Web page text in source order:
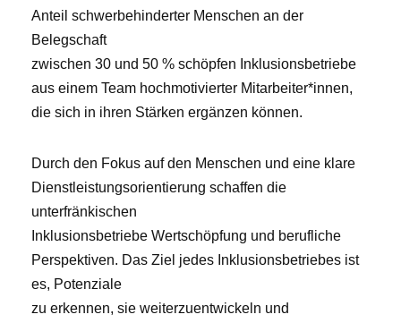
Anteil schwerbehinderter Menschen an der
Belegschaft
zwischen 30 und 50 % schöpfen Inklusionsbetriebe
aus einem Team hochmotivierter Mitarbeiter*innen,
die sich in ihren Stärken ergänzen können.
Durch den Fokus auf den Menschen und eine klare
Dienstleistungsorientierung schaffen die
unterfränkischen
Inklusionsbetriebe Wertschöpfung und berufliche
Perspektiven. Das Ziel jedes Inklusionsbetriebes ist
es, Potenziale
zu erkennen, sie weiterzuentwickeln und